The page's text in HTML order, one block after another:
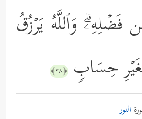
فَضۡلِهِۦۗ وَٱللَّهُ یَرۡزُقُ
حِسَابࣲ ﴿٣٨﴾
النور